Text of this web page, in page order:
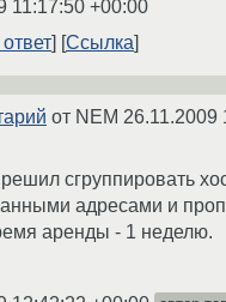
11:17:50 +00:00
Ссылка
от NEM 26.11.2009
сгруппировать
адресами и
аренды - 1 неделю.